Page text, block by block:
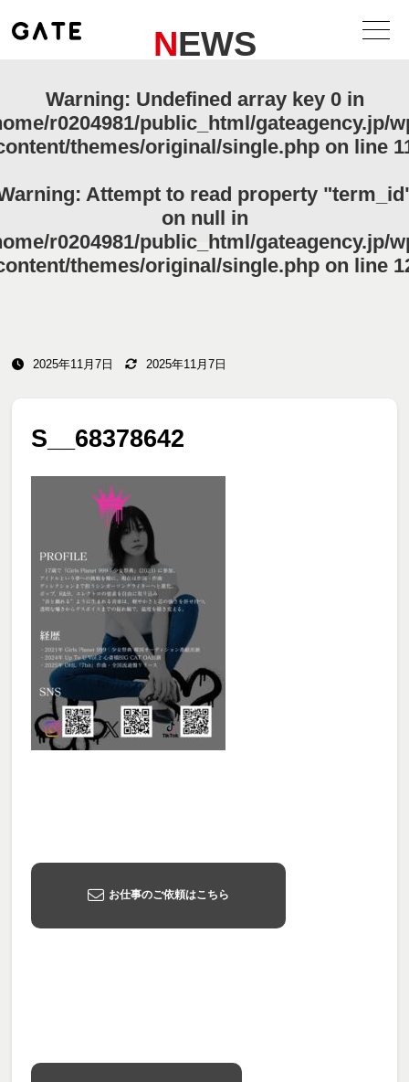
NEWS
Warning: Undefined array key 0 in
r0204981/public_html/gateagency.jp/
themes/original/single.php on line
: Attempt to read property
on null in
r0204981/public_html/gateagency.jp/
themes/original/single.phpon line
2025年11月7日 2025年11月7日
S__68378642
お仕事のご依頼はこちら